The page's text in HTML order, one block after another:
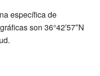
específica de
son 36°42′57″N